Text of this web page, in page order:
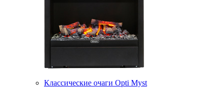
Классические очаги Opti Myst